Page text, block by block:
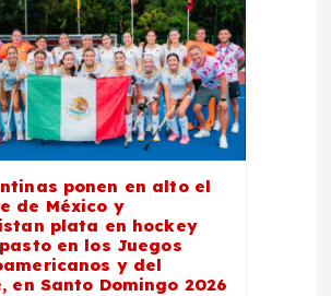
ponen en alto el
de México y
plata en hockey
en los Juegos
y del
en Santo Domingo 2026